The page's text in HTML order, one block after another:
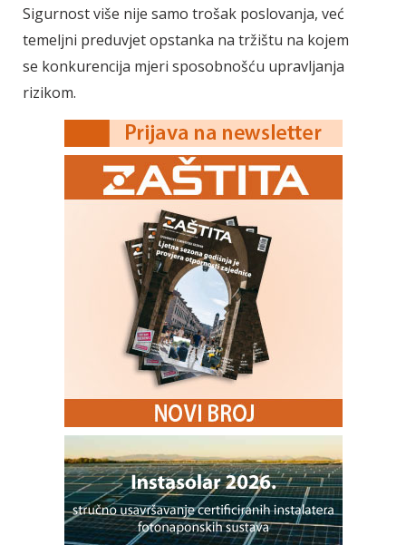
Sigurnost više nije samo trošak poslovanja, već
temeljni preduvjet opstanka na tržištu na kojem
se konkurencija mjeri sposobnošću upravljanja
rizikom.